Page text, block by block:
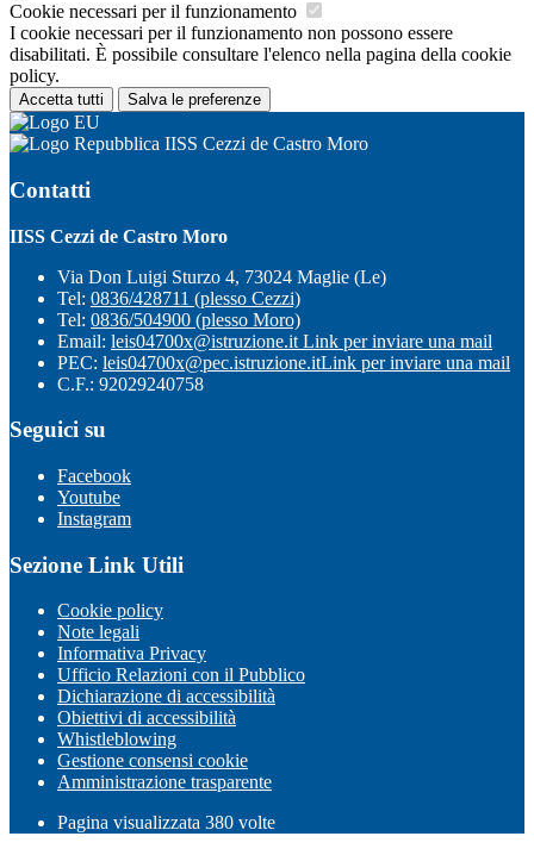
Cookie necessari per il funzionamento
I cookie necessari per il funzionamento non possono essere
disabilitati. È possibile consultare l'elenco nella pagina della cookie
policy.
Accetta tutti Salva le preferenze
IISS Cezzi de Castro Moro
Contatti
IISS Cezzi de Castro Moro
Via Don Luigi Sturzo 4, 73024 Maglie (Le)
Tel: 0836/428711 (plesso Cezzi)
Tel: 0836/504900 (plesso Moro)
Email: leis04700x@istruzione.it Link per inviare una mail
PEC: leis04700x@pec.istruzione.itLink per inviare una mail
C.F.: 92029240758
Seguici su
Facebook
Youtube
Instagram
Sezione Link Utili
Cookie policy
Note legali
Informativa Privacy
Ufficio Relazioni con il Pubblico
Dichiarazione di accessibilità
Obiettivi di accessibilità
Whistleblowing
Gestione consensi cookie
Amministrazione trasparente
Pagina visualizzata 380 volte